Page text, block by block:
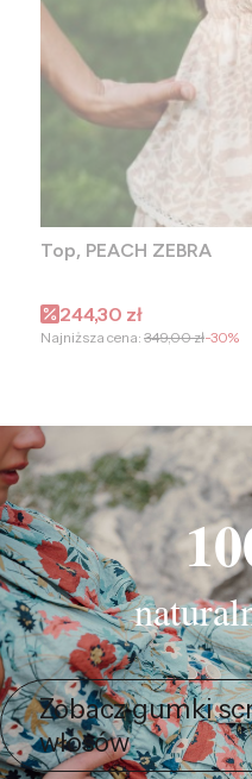
Top, PEACH ZEBRA
Cena promocyjna
244,30 zł
Najniższa cena: 349,00 zł-30%
Zobacz gumki
włosów